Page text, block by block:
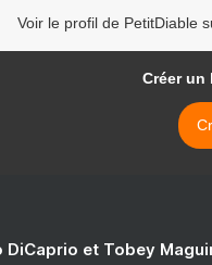
Voir le profil de PetitDiable
Créer un
DiCaprio et Tobey